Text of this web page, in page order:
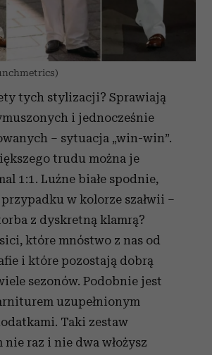
tych stylizacji? Sprawiają
i jednocześnie
– sytuacja „win-win”.
trudu można je
1:1. Luźne białe spodnie,
w kolorze szałwii –
z dyskretną klamrą?
które mnóstwo z nas od
i które pozostają dobrą
sezonów. Podobnie jest
uzupełnionym
Taki zestaw
raz i nie dwa włożysz